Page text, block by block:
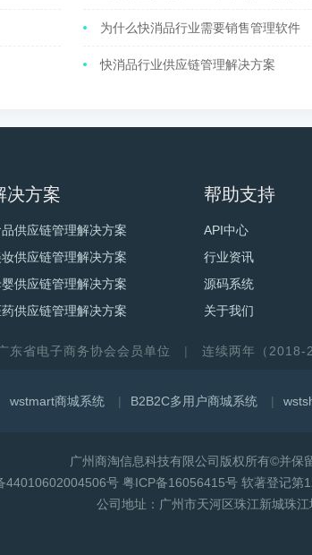
为什么快消品行业需要销售管理软件
快消品行业供应链管理解决方案
决方案
供应链管理解决方案
妆供应链管理解决方案
供应链管理解决方案
药供应链管理解决方案
帮助支持
API中心
行业资讯
源码系统
关于我们
东省电子商务协会会员单位 连续两年（2018-
wstmart商城系统 B2B2C多用户商城系统
广州商淘信息科技有限公司版权所有©并保
44010602004506号 粤ICP备16056415号 软著登记第
公司地址：广州市天河区珠江新城珠江